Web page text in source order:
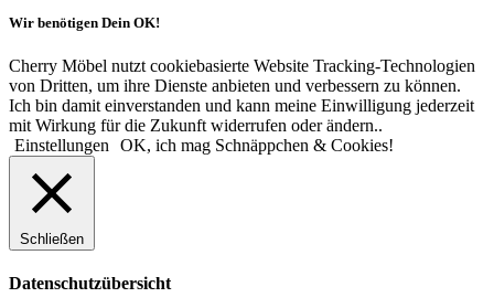
Wir benötigen Dein OK!
Cherry Möbel nutzt cookiebasierte Website Tracking-Technologien
von Dritten, um ihre Dienste anbieten und verbessern zu können.
Ich bin damit einverstanden und kann meine Einwilligung jederzeit
mit Wirkung für die Zukunft widerrufen oder ändern..
Einstellungen
OK, ich mag Schnäppchen & Cookies!
Schließen
Datenschutzübersicht